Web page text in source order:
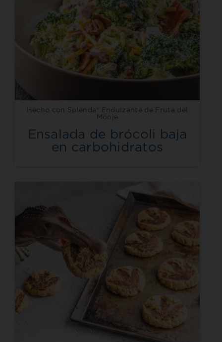
Hecho con Splenda® Endulzante de Fruta del
Monje
Ensalada de brócoli baja
en carbohidratos